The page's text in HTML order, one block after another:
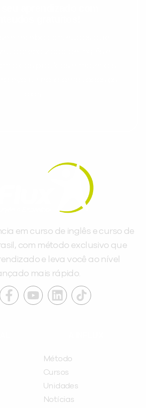
em curso de inglês e curso de
com método exclusivo que
e leva você ao nível
mais rápido.
Método
Cursos
Unidades
Notícias